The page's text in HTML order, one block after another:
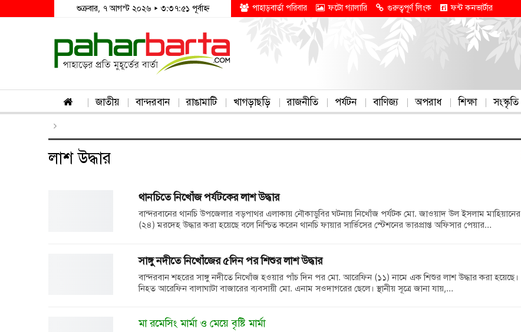
শুক্রবার, ৭ আগস্ট ২০২৬ ▸ ৩:৩৭:৫১ পূর্বাহ্ন পাহাড়বার্তা পরিবার ফটো গ্যালারি গুরুত্বপূর্ণ লিংক ফন্ট কনভার্টার
জাতীয় বান্দরবান রাঙামাটি খাগড়াছড়ি রাজনীতি পর্যটন বাণিজ্য অপরাধ শিক্ষা সংস্কৃতি
লাশ উদ্ধার
থানচিতে নিখোঁজ পর্যটকের লাশ উদ্ধার
বান্দরবানের থানচি উপজেলার বড়পাথর এলাকায় নৌকাডুবির ঘটনায় নিখোঁজ পর্যটক মো. জাওয়াদ উল ইসলাম মাহিয়ানের
(২৪) মরদেহ উদ্ধার করা হয়েছে বলে নিশ্চিত করেন থানচি ফায়ার সার্ভিসের স্টেশনের ভারপ্রাপ্ত অফিসার পেয়ার…
সাঙ্গু নদীতে নিখোঁজের ৫দিন পর শিশুর লাশ উদ্ধার
বান্দরবান শহরের সাঙ্গু নদীতে নিখোঁজ হওয়ার পাঁচ দিন পর মো. আরেফিন (১১) নামে এক শিশুর লাশ উদ্ধার করা হয়েছে।
নিহত আরেফিন বালাঘাটা বাজারের ব্যবসায়ী মো. এনাম সওদাগরের ছেলে। স্থানীয় সূত্রে জানা যায়,…
মা রমেসিং মার্মা ও মেয়ে বৃষ্টি মার্মা